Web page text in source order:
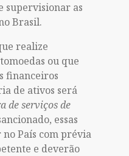
supervisionar as
Brasil.
realize
ou que
financeiros
de ativos será
de serviços de
essas
País com prévia
e deverão